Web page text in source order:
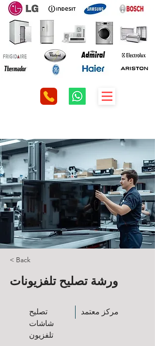
< Back
ورشة تصليح تلفزيونات
تصليح
شاشات
تلفزيون
مركز معتمد